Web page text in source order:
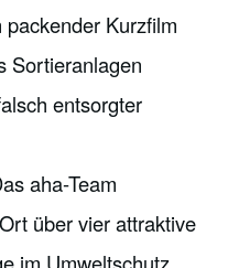
packender Kurzfilm
Sortieranlagen
entsorgter
aha-Team
über vier attraktive